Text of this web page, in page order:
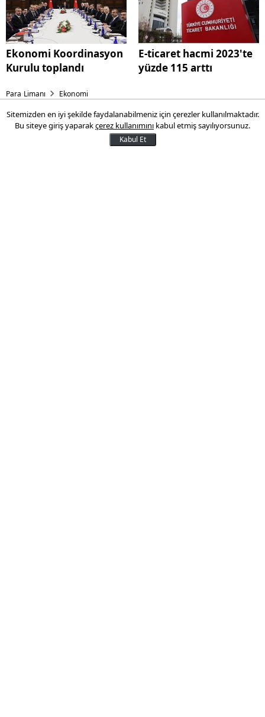
Ekonomi Koordinasyon
Kurulu toplandı
E-ticaret hacmi 2023'te
yüzde 115 arttı
Para Limanı Ekonomi
Kapasite kullanım oranında
Sitemizden en iyi şekilde faydalanabilmeniz için çerezler kullanılmaktadır.
Bu siteye giriş yaparakçerez kullanımını kabul etmiş sayılıyorsunuz.
Kabul Et